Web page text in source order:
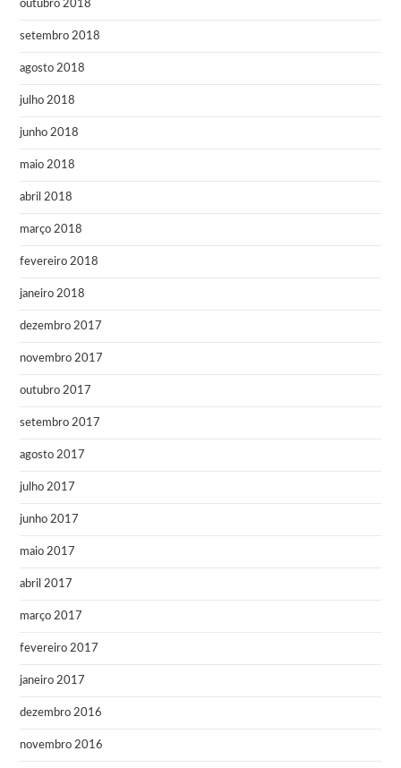
outubro 2018
setembro 2018
agosto 2018
julho 2018
junho 2018
maio 2018
abril 2018
março 2018
fevereiro 2018
janeiro 2018
dezembro 2017
novembro 2017
outubro 2017
setembro 2017
agosto 2017
julho 2017
junho 2017
maio 2017
abril 2017
março 2017
fevereiro 2017
janeiro 2017
dezembro 2016
novembro 2016